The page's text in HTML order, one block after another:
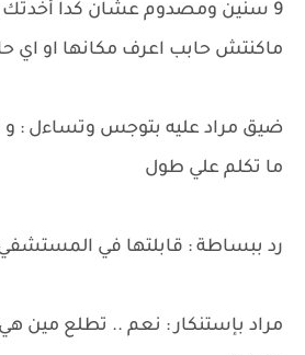
9 سنين ومصدوم عشان كدا أخدتك
ماكنتش حابب اعرف مكانها او اي
ضيق مراد عليه بتوجس وتساءل : و
ما تكلم علي طول
رد ببساطة : قابلتها في
مراد بإستنكار : نعم .. تطلع مين